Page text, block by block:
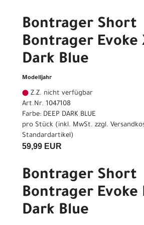
Bontrager Short
Bontrager Evoke
Dark Blue
Modelljahr
Z.Z. nicht verfügbar
Art.Nr. 1047108
Farbe: DEEP DARK BLUE
pro Stück (inkl. MwSt. zzgl.
Standardartikel)
59,99 EUR
Bontrager Short
Bontrager Evoke
Dark Blue